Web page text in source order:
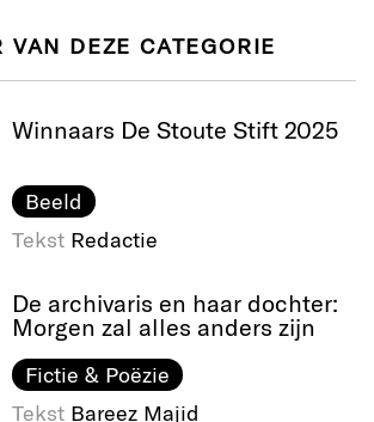
VAN DEZE CATEGORIE
Winnaars De Stoute Stift 2025
Beeld
Tekst Redactie
De archivaris en haar dochter:
Morgen zal alles anders zijn
Fictie & Poëzie
Tekst Bareez Majid